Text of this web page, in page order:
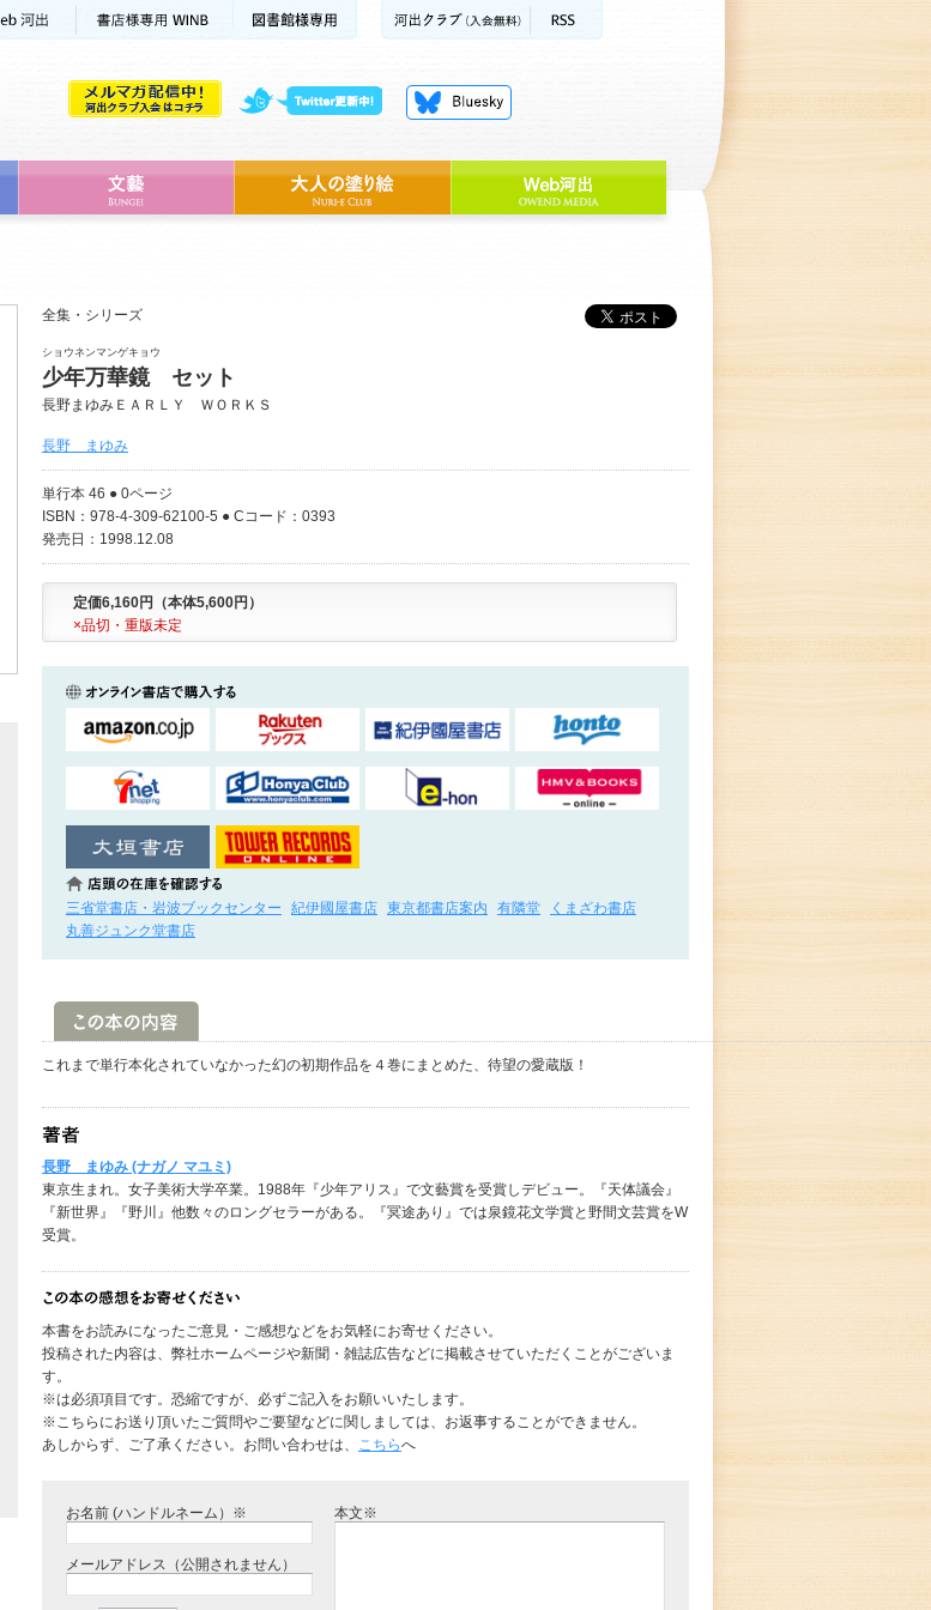
全集・シリーズ
ショウネンマンゲキョウ
少年万華鏡 セット
長野まゆみＥＡＲＬＹ ＷＯＲＫＳ
長野 まゆみ
単行本 46 ● 0ページ
ISBN：978-4-309-62100-5 ● Cコード：0393
発売日：1998.12.08
定価6,160円（本体5,600円）
×品切・重版未定
三省堂書店・岩波ブックセンター 紀伊國屋書店 東京都書店案内 有隣堂
くまざわ書店
丸善ジュンク堂書店
これまで単行本化されていなかった幻の初期作品を４巻にまとめた、待望の愛蔵版！
長野 まゆみ (ナガノ マユミ)
東京生まれ。女子美術大学卒業。1988年『少年アリス』で文藝賞を受賞しデビュー。『天体議会』
『新世界』『野川』他数々のロングセラーがある。『冥途あり』では泉鏡花文学賞と野間文芸賞をW
受賞。
本書をお読みになったご意見・ご感想などをお気軽にお寄せください。
投稿された内容は、弊社ホームページや新聞・雑誌広告などに掲載させていただくことがございま
す。
※は必須項目です。恐縮ですが、必ずご記入をお願いいたします。
※こちらにお送り頂いたご質問やご要望などに関しましては、お返事することができません。
あしからず、ご了承ください。お問い合わせは、 こちらへ
お名前 (ハンドルネーム）※
メールアドレス（公開されません）
本文※